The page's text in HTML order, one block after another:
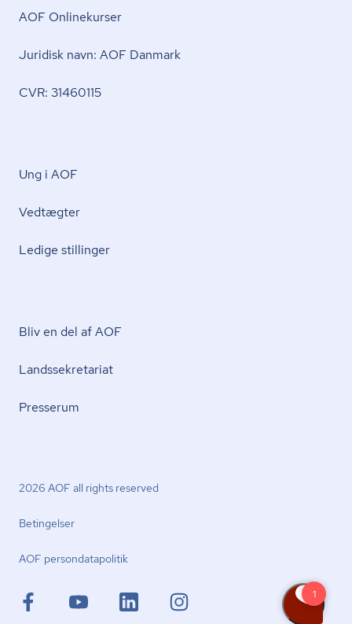
AOF Onlinekurser
Juridisk navn: AOF Danmark
CVR: 31460115
Ung i AOF
Vedtægter
Ledige stillinger
Bliv en del af AOF
Lands­se­kre­ta­ri­at
Presserum
2026 AOF all rights reserved
Betingelser
AOF per­son­da­ta­po­li­tik